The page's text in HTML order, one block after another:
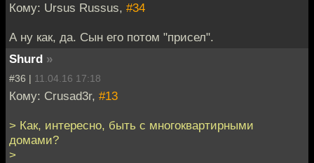
Кому: Ursus Russus, #34
А ну как, да. Сын его потом "присел".
Shurd »
#36 | 11.04.16 17:18
Кому: Crusad3r, #13
> Как, интересно, быть с многоквартирными
домами?
>